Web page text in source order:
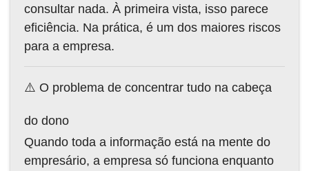
consultar nada. À primeira vista, isso parece
eficiência. Na prática, é um dos maiores riscos
para a empresa.
⚠️ O problema de concentrar tudo na cabeça
do dono
Quando toda a informação está na mente do
empresário, a empresa só funciona enquanto